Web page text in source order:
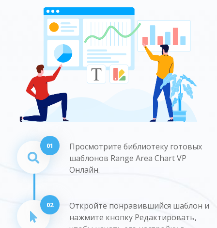
01
Просмотрите библиотеку готовых
шаблонов Range Area Chart VP
Онлайн.
02
Откройте понравившийся шаблон и
нажмите кнопку Редактировать,